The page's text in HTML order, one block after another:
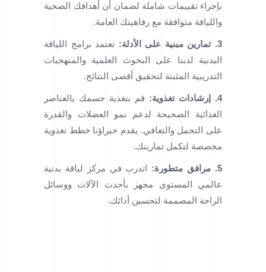
بإجراء تقييمات شاملة لضمان أن أهدافك الصحية
واللياقة متوافقة مع رفاهيتك العامة.
3. تمارين مبنية على الأدلة:
تعتمد برامج اللياقة
البدنية لدينا على البحوث العلمية والمنهجيات
التدريبية المثبتة لتحقيق أقصى النتائج.
4. إرشادات تغذوية:
قم بتغذية جسمك بالعناصر
الغذائية الصحيحة لدعم نمو العضلات والقدرة
على التحمل والتعافي. يقدم خبراؤنا خطط تغذوية
مخصصة لتكمل تمارينك.
5. مرافق متطورة:
اتدرب في مركز لياقة بدنية
عالمي المستوى مجهز بأحدث الآلات ووسائل
الراحة المصممة لتحسين أدائك.